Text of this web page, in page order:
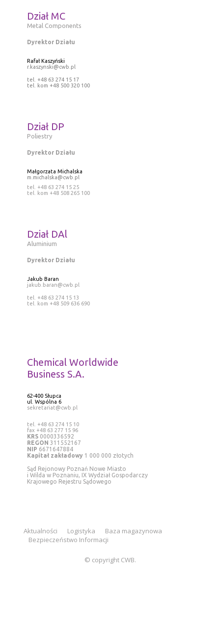
Dział MC
Metal Components
Dyrektor Działu
Rafał Kaszyński
r.kaszynski@cwb.pl
tel. +48 63 274 15 17
tel. kom +48 500 320 100
Dział DP
Poliestry
Dyrektor Działu
Małgorzata Michalska
m.michalska@cwb.pl
tel. +48 63 274 15 25
tel. kom +48 508 265 100
Dział DAl
Aluminium
Dyrektor Działu
Jakub Baran
jakub.baran@cwb.pl
tel. +48 63 274 15 13
tel. kom +48 509 636 690
Chemical Worldwide
Business S.A.
62-400 Słupca
ul. Wspólna 6
sekretariat@cwb.pl
tel. +48 63 274 15 10
fax +48 63 277 15 96
KRS0000336592
REGON 311552167
NIP 6671647884
Kapitał zakładowy1 000 000 złotych
Sąd Rejonowy Poznań Nowe Miasto
i Wilda w Poznaniu, IX Wydział Gospodarczy
Krajowego Rejestru Sądowego
Aktualności Logistyka
Baza magazynowa
Bezpieczeństwo Informacji
© copyright CWB.